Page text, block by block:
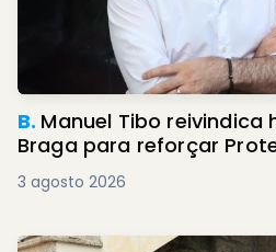
B. Manuel Tibo reivindica
Braga para reforçar
3 agosto 2026